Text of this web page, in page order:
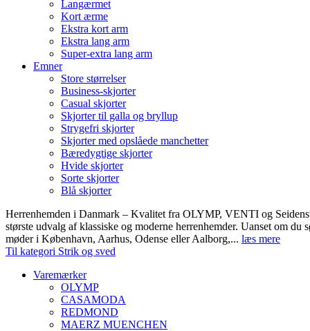
Langærmet
Kort ærme
Ekstra kort arm
Ekstra lang arm
Super-extra lang arm
Emner
Store størrelser
Business-skjorter
Casual skjorter
Skjorter til galla og bryllup
Strygefri skjorter
Skjorter med opslåede manchetter
Bæredygtige skjorter
Hvide skjorter
Sorte skjorter
Blå skjorter
Herrenhemden i Danmark – Kvalitet fra OLYMP, VENTI og
største udvalg af klassiske og moderne herrenhemder. Uanset om du
møder i København, Aarhus, Odense eller Aalborg,... læs mere
Til kategori Strik og sved
Varemærker
OLYMP
CASAMODA
REDMOND
MAERZ MUENCHEN